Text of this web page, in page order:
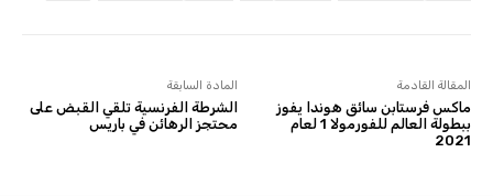
المادة السابقة
الشرطة الفرنسية تلقي القبض على
محتجز الرهائن في باريس
المقالة القادمة
ماكس فرستابن سائق هوندا يفوز
ببطولة العالم للفورمولا 1 لعام
2021